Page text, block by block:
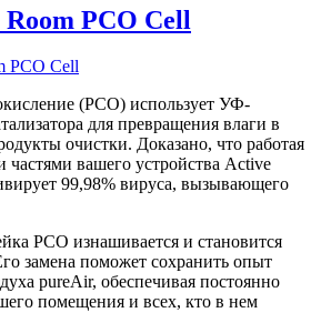
PCO Cell
(PCO) использует УФ-
для превращения влаги в
очистки. Доказано, что работая
частями вашего устройства Active
99,98% вируса, вызывающего
PCO изнашивается и становится
замена поможет сохранить опыт
pureAir, обеспечивая постоянно
помещения и всех, кто в нем